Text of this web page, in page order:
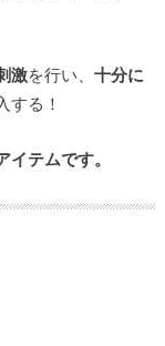
激を行い、 十分に
する！
テムです。